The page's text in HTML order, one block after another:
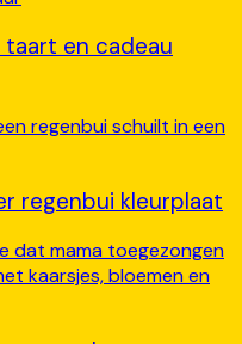
en cadeau
regenbui kleurplaat